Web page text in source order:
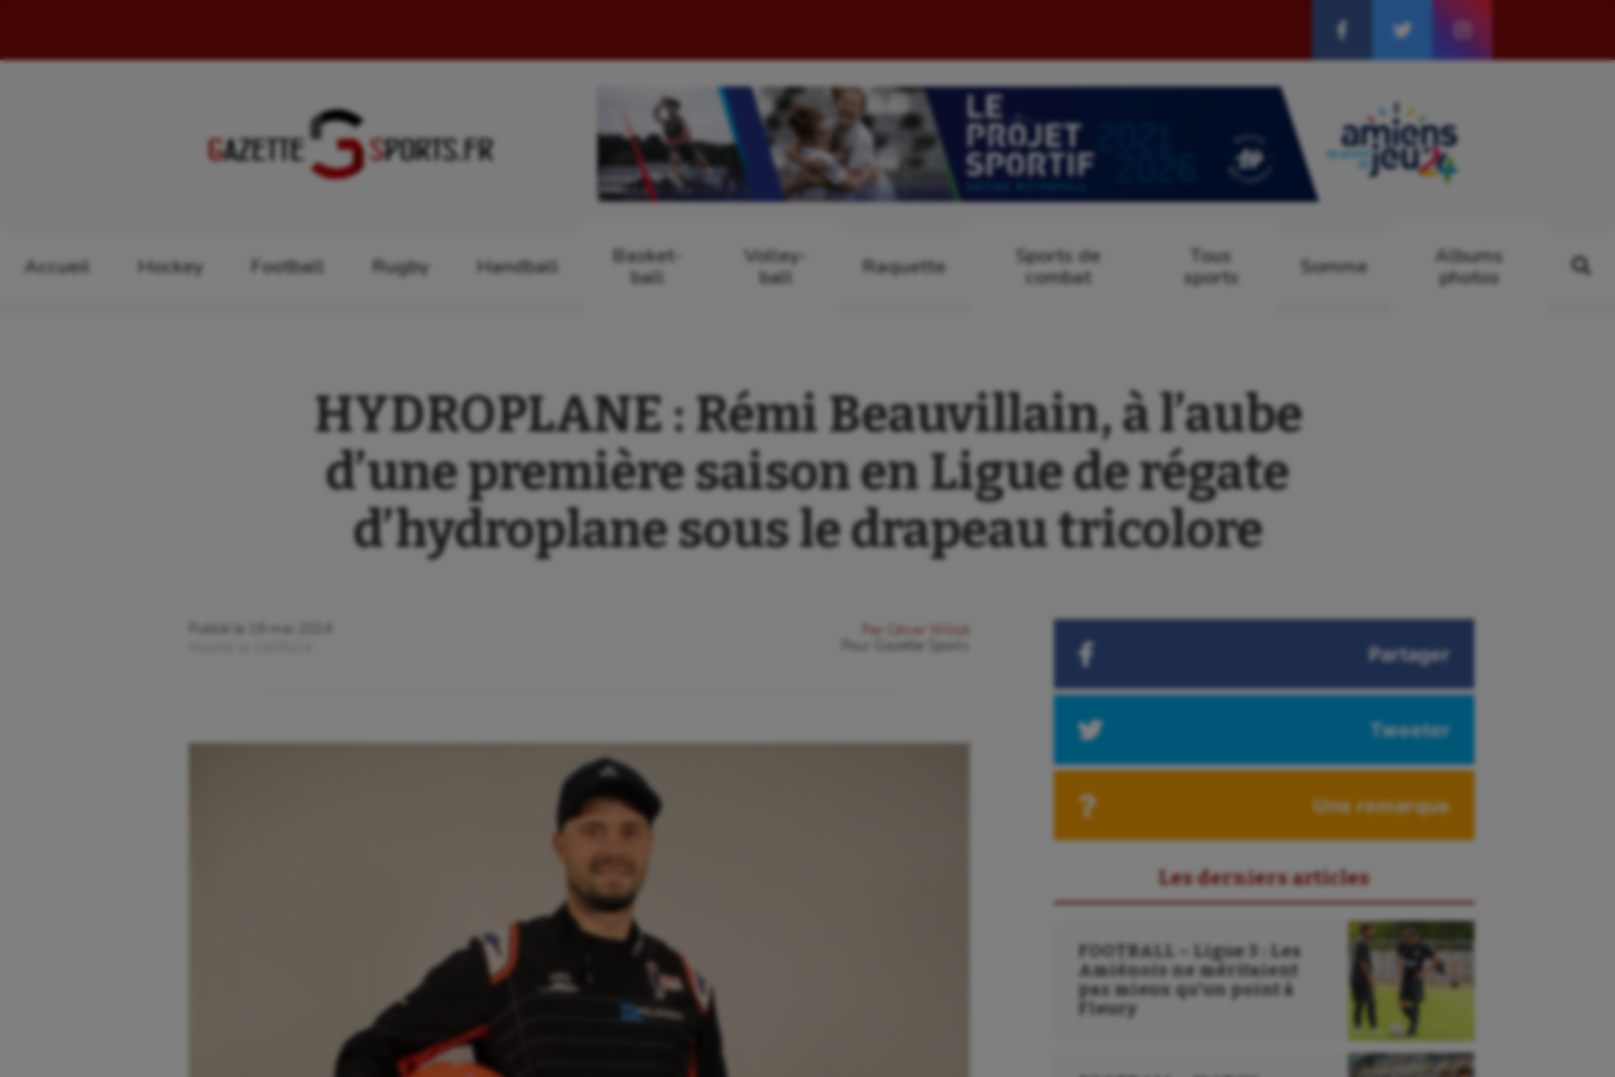
Accueil Hockey Football Rugby Handball
Basket-
ball
Volley-
ball
Raquette
Sports de
combat
Tous
sports
Somme
Albums
photos
HYDROPLANE : Rémi Beauvillain, à l’aube
d’une première saison en Ligue de régate
d’hydroplane sous le drapeau tricolore
Publié le
16 mai 2024
Par
César Willot
Gazette Sports Partager
Tweeter
Une remarque
Les derniers articles
FOOTBALL – Ligue 3 : Les
Amiénois ne méritaient
pas mieux qu’un point à
Fleury